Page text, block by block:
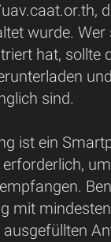
wurde. Wer
hat, sollte
sind.
ist ein
mit